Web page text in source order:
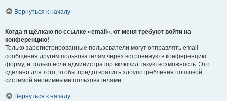
Вернуться к началу
Когда я щёлкаю по ссылке «email», от меня требуют войти на
конференцию!
Только зарегистрированные пользователи могут отправлять email-
сообщения другим пользователям через встроенную в конференцию
форму, и только если администратор включил такую возможность. Это
сделано для того, чтобы предотвратить злоупотребления почтовой
системой анонимными пользователями.
Вернуться к началу